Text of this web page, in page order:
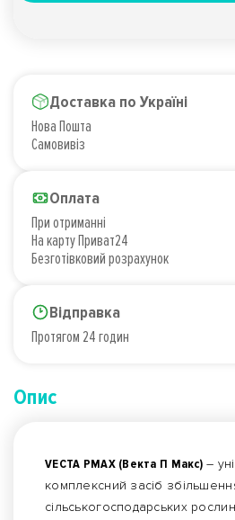
Доставка по Україні
Нова Пошта
Самовивіз
Оплата
При отриманні
На карту Приват24
Безготівковий розрахунок
Відправка
Протягом 24 годин
Опис
VECTA PMAX (Векта П Макс) –
комплексний засіб
сільськогосподарських